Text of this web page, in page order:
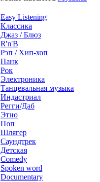
Easy Listening
Классика
Джаз / Блюз
R'n'B
Рэп / Хип-хоп
Панк
Рок
Электроника
Танцевальная музыка
Индастриал
Регги/Даб
Этно
Поп
Шлягер
Саундтрек
Детская
Comedy
Spoken word
Documentary